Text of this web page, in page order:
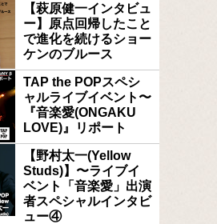
【萩原健一インタビュ
ー】原点回帰したこと
で進化を続けるショー
ケンのブルース
TAP the POPスペシ
ャルライブイベント〜
『音楽愛(ONGAKU
LOVE)』リポート
【野村太一(Yellow
Studs)】〜ライブイ
ベント「音楽愛」出演
者スペシャルインタビ
ュー④